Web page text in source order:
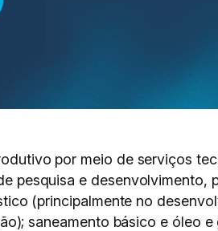
por meio de serviços
pesquisa e desenvolvimento,
(principalmente no
saneamento básico e óleo e